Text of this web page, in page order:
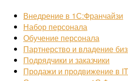
Внедрение в 1С:Франчайзи
Набор персонала
Обучение персонала
Партнерство и владение
Подрядчики и заказчики
Продажи и продвижение в IT